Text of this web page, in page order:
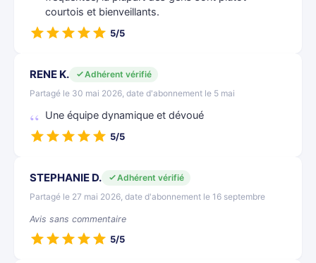
courtois et bienveillants.
5/5
RENE K.
Adhérent vérifié
Partagé le 30 mai 2026, date d'abonnement le 5 mai
Une équipe dynamique et dévoué
5/5
STEPHANIE D.
Adhérent vérifié
Partagé le 27 mai 2026, date d'abonnement le 16 septembre
Avis sans commentaire
5/5